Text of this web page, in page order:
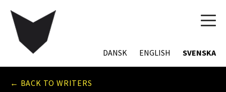
DANSK ENGLISH SVENSKA
← BACK TO WRITERS